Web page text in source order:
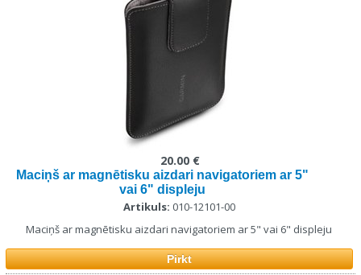
Maciņš ar magnētisku aizdari navigatoriem ar 5"
vai 6" displeju
Artikuls: 010-12101-00
Maciņš ar magnētisku aizdari navigatoriem ar 5" vai 6" displeju
20.00 €
Pirkt